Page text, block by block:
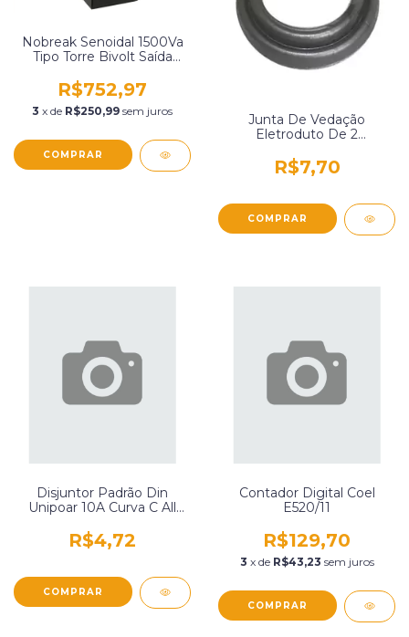
Nobreak Senoidal 1500Va
Tipo Torre Bivolt Saída
Energia Ksb1500Bs
R$752,97
3 x de R$250,99 sem juros
Junta De Vedação
Eletroduto De 2
56114026
R$7,70
Disjuntor Padrão Din
Unipoar 10A Curva C All
R$4,72
Contador Digital Coel
E520/11
R$129,70
3 x de R$43,23 sem juros